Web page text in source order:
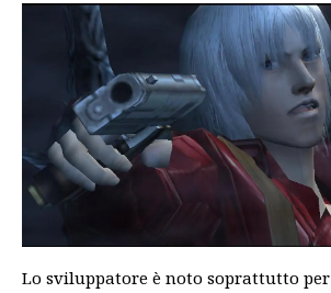
Lo sviluppatore è noto soprattutto per